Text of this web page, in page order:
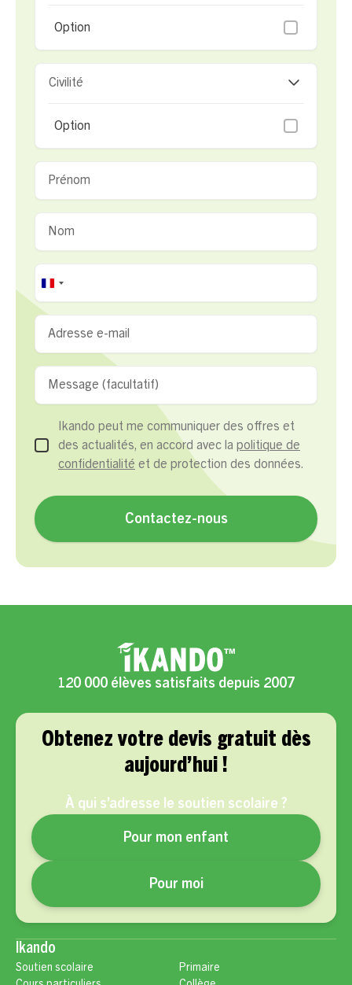
Option
Civilité
Option
France
Ikando peut me communiquer des offres et
des actualités, en accord avec la politique de
confidentialité et de protection des données.
120 000 élèves satisfaits depuis 2007
Obtenez votre devis gratuit dès
aujourd’hui !
À qui s’adresse le soutien scolaire ?
Pour mon enfant
Pour moi
Ikando
Soutien scolaire
Primaire